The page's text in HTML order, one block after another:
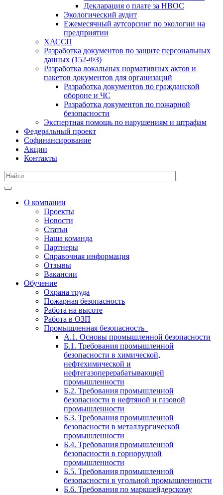
Декларация о плате за НВОС
Экологический аудит
Ежемесячный аутсорсинг по экологии на
предприятии
ХАССП
Разработка документов по защите персональных
данных (152-ФЗ)
Разработка локальных нормативных актов и
пакетов документов для организаций
Разработка документов по гражданской
обороне и ЧС
Разработка документов по пожарной
безопасности
Экспертная помощь по нарушениям и штрафам
Федеральный проект
Софинансирование
Акции
Контакты
О компании
Проекты
Новости
Статьи
Наша команда
Партнеры
Справочная информация
Отзывы
Вакансии
Обучение
Охрана труда
Пожарная безопасность
Работа на высоте
Работа в ОЗП
Промышленная безопасность
А.1. Основы промышленной безопасности
Б.1. Требования промышленной
безопасности в химической,
нефтехимической и
нефтегазоперерабатывающей
промышленности
Б.2. Требования промышленной
безопасности в нефтяной и газовой
промышленности
Б.3. Требования промышленной
безопасности в металлургической
промышленности
Б.4. Требования промышленной
безопасности в горнорудной
промышленности
Б.5. Требования промышленной
безопасности в угольной промышленности
Б.6. Требования по маркшейдерскому